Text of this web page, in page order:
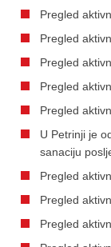
Pregled
Pregled
Pregled
Pregled
Pregled
U Petrinji je
sanaciju
Pregled
Pregled
Pregled